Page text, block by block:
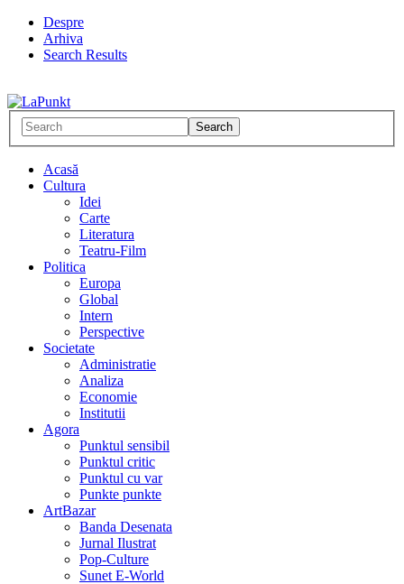
Despre
Arhiva
Search Results
Acasă
Cultura
Idei
Carte
Literatura
Teatru-Film
Politica
Europa
Global
Intern
Perspective
Societate
Administratie
Analiza
Economie
Institutii
Agora
Punktul sensibil
Punktul critic
Punktul cu var
Punkte punkte
ArtBazar
Banda Desenata
Jurnal Ilustrat
Pop-Culture
Sunet E-World